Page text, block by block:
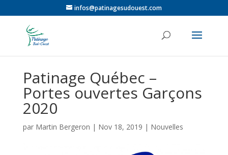
infos@patinagesudouest.com
Patinage Québec –
Portes ouvertes Garçons
2020
par Martin Bergeron | Nov 18, 2019 | Nouvelles